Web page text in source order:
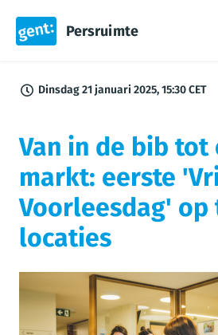
Persruimte
Dinsdag 21 januari 2025, 15:30 CET
Van in de bib tot
markt: eerste
Voorleesdag' op
locaties